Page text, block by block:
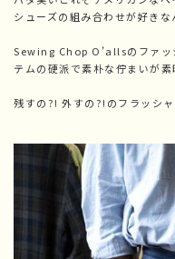
シューズの組み合わせが好きな
Sewing Chop O’allsのファッ
テムの硬派で素朴な佇まいが素
残すの?! 外すの?!のフラッシ